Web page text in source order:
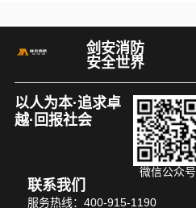
剑安消防
安全世界
以人为本·追求卓
越·回报社会
微信公众号
联系我们
服务热线：400-915-1190